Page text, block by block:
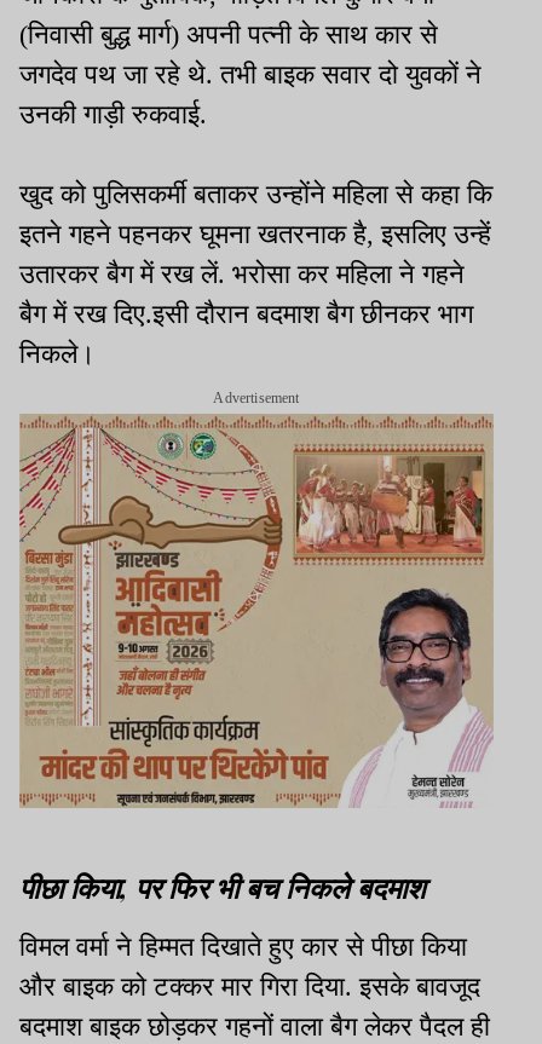
(निवासी बुद्ध मार्ग) अपनी पत्नी के साथ कार से
जगदेव पथ जा रहे थे. तभी बाइक सवार दो युवकों ने
उनकी गाड़ी रुकवाई.
खुद को पुलिसकर्मी बताकर उन्होंने महिला से कहा कि
इतने गहने पहनकर घूमना खतरनाक है, इसलिए उन्हें
उतारकर बैग में रख लें. भरोसा कर महिला ने गहने
बैग में रख दिए.इसी दौरान बदमाश बैग छीनकर भाग
निकले।
Advertisement
पीछा किया, पर फिर भी बच निकले बदमाश
विमल वर्मा ने हिम्मत दिखाते हुए कार से पीछा किया
और बाइक को टक्कर मार गिरा दिया. इसके बावजूद
बदमाश बाइक छोड़कर गहनों वाला बैग लेकर पैदल ही